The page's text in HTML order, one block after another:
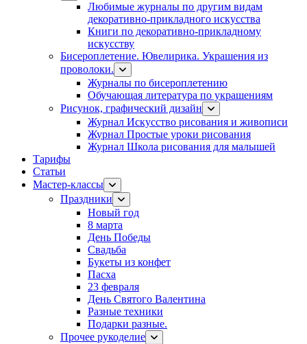
Любимые журналы по другим видам
декоративно-прикладного искусства
Книги по декоративно-прикладному
искусству
Бисероплетение. Ювелирика. Украшения из
проволоки.
Журналы по бисероплетению
Обучающая литература по украшениям
Рисунок, графический дизайн
Журнал Искусство рисования и живописи
Журнал Простые уроки рисования
Журнал Школа рисования для малышей
Тарифы
Статьи
Мастер-классы
Праздники
Новый год
8 марта
День Победы
Свадьба
Букеты из конфет
Пасха
23 февраля
День Святого Валентина
Разные техники
Подарки разные.
Прочее рукоделие